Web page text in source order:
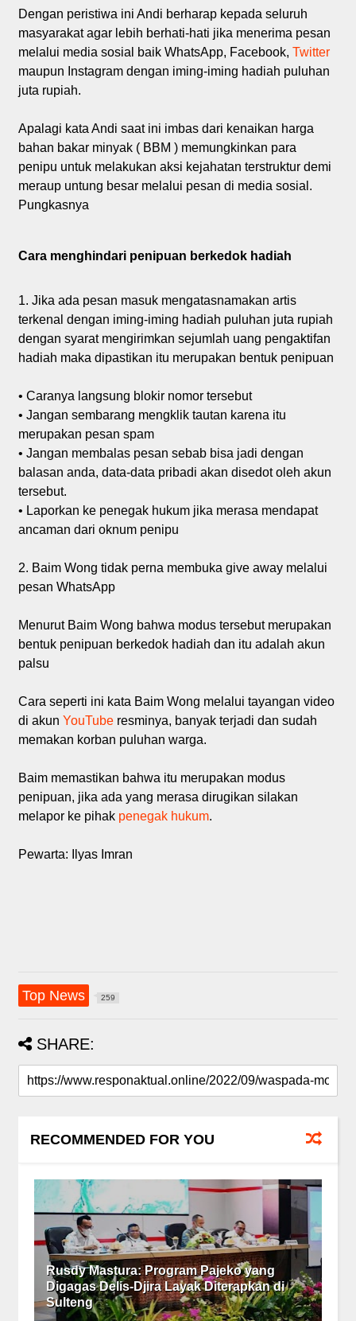
Dengan peristiwa ini Andi berharap kepada seluruh
masyarakat agar lebih berhati-hati jika menerima pesan
melalui media sosial baik WhatsApp, Facebook, Twitter
maupun Instagram dengan iming-iming hadiah puluhan
juta rupiah.
Apalagi kata Andi saat ini imbas dari kenaikan harga
bahan bakar minyak ( BBM ) memungkinkan para
penipu untuk melakukan aksi kejahatan terstruktur demi
meraup untung besar melalui pesan di media sosial.
Pungkasnya
Cara menghindari penipuan berkedok hadiah
1. Jika ada pesan masuk mengatasnamakan artis
terkenal dengan iming-iming hadiah puluhan juta rupiah
dengan syarat mengirimkan sejumlah uang pengaktifan
hadiah maka dipastikan itu merupakan bentuk penipuan
• Caranya langsung blokir nomor tersebut
• Jangan sembarang mengklik tautan karena itu
merupakan pesan spam
• Jangan membalas pesan sebab bisa jadi dengan
balasan anda, data-data pribadi akan disedot oleh akun
tersebut.
• Laporkan ke penegak hukum jika merasa mendapat
ancaman dari oknum penipu
2. Baim Wong tidak perna membuka give away melalui
pesan WhatsApp
Menurut Baim Wong bahwa modus tersebut merupakan
bentuk penipuan berkedok hadiah dan itu adalah akun
palsu
Cara seperti ini kata Baim Wong melalui tayangan video
di akun YouTuberesminya, banyak terjadi dan sudah
memakan korban puluhan warga.
Baim memastikan bahwa itu merupakan modus
penipuan, jika ada yang merasa dirugikan silakan
melapor ke pihak penegak hukum.
Pewarta: Ilyas Imran
Top News 259
SHARE:
RECOMMENDED FOR YOU
Rusdy Mastura: Program Pajeko yang
Digagas Delis-Djira Layak Diterapkan di
Sulteng